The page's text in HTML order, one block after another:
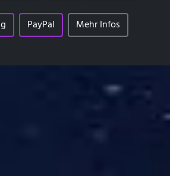
PayPal Mehr Infos